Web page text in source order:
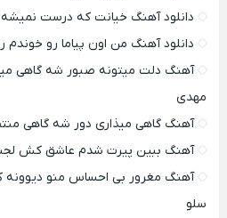
دانلود آهنگ خیانت که درست
دانلود آهنگ من اون پیاما رو
آهنگ دلت میتونه صبور شه گاهی
مهدی
آهنگ گاهی میذاری دور شه گاهی
آهنگ ببین پیرت شدم عاشق کش
آهنگ مغرور بی احساس منو دیوونه
سلو